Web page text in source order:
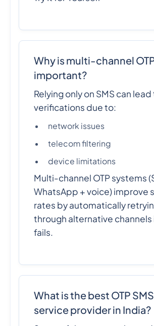
Why is multi-channel
important?
Relying only on SMS can
verifications due to:
network issues
telecom filtering
device limitations
Multi-channel OTP systems
WhatsApp + voice) improve
rates by automatically
through alternative channels
fails.
What is the best OTP SMS
service provider in India?